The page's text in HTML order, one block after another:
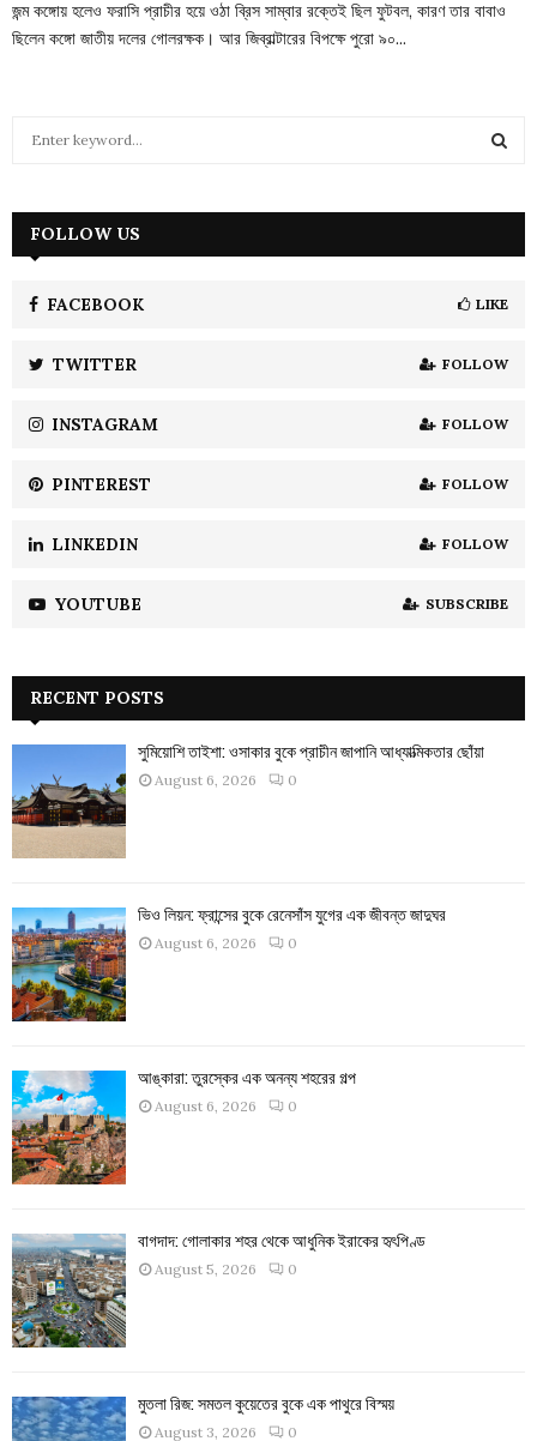
জন্ম কঙ্গোয় হলেও ফরাসি প্রাচীর হয়ে ওঠা ব্রিস সাম্বার রক্তেই ছিল ফুটবল, কারণ তার বাবাও
ছিলেন কঙ্গো জাতীয় দলের গোলরক্ষক। আর জিব্রাল্টারের বিপক্ষে পুরো ৯০...
h
H
FOLLOW US
FACEBOOK LIKE
TWITTER FOLLOW
INSTAGRAM FOLLOW
PINTEREST FOLLOW
LINKEDIN FOLLOW
YOUTUBE SUBSCRIBE
RECENT POSTS
সুমিয়োশি তাইশা: ওসাকার বুকে প্রাচীন জাপানি আধ্যাত্মিকতার ছোঁয়া
August 6, 2026 0
ভিও লিয়ন: ফ্রান্সের বুকে রেনেসাঁস যুগের এক জীবন্ত জাদুঘর
August 6, 2026 0
আঙ্কারা: তুরস্কের এক অনন্য শহরের গল্প
August 6, 2026 0
বাগদাদ: গোলাকার শহর থেকে আধুনিক ইরাকের হৃৎপিণ্ড
August 5, 2026 0
মুতলা রিজ: সমতল কুয়েতের বুকে এক পাথুরে বিস্ময়
August 3, 2026 0